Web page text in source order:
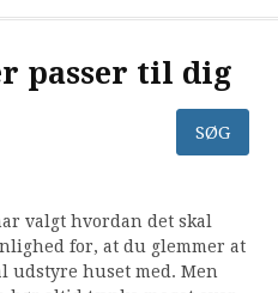
passer til dig
valgt hvordan det skal
for, at du glemmer at
udstyre huset med. Men